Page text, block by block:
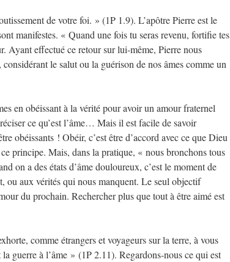
de votre foi. » (1P 1.9). L’apôtre Pierre est le
manifestes. « Quand une fois tu seras revenu, fortifie tes
Ayant effectué ce retour sur lui-même, Pierre nous
le salut ou la guérison de nos âmes comme un
en obéissant à la vérité pour avoir un amour fraternel
ce qu’est l’âme… Mais il est facile de savoir
obéissants ! Obéir, c’est être d’accord avec ce que Dieu
principe. Mais, dans la pratique, « nous bronchons tous
on a des états d’âme douloureux, c’est le moment de
ou aux vérités qui nous manquent. Le seul objectif
du prochain. Rechercher plus que tout à être aimé est
comme étrangers et voyageurs sur la terre, à vous
guerre à l’âme » (1P 2.11). Regardons-nous ce qui est